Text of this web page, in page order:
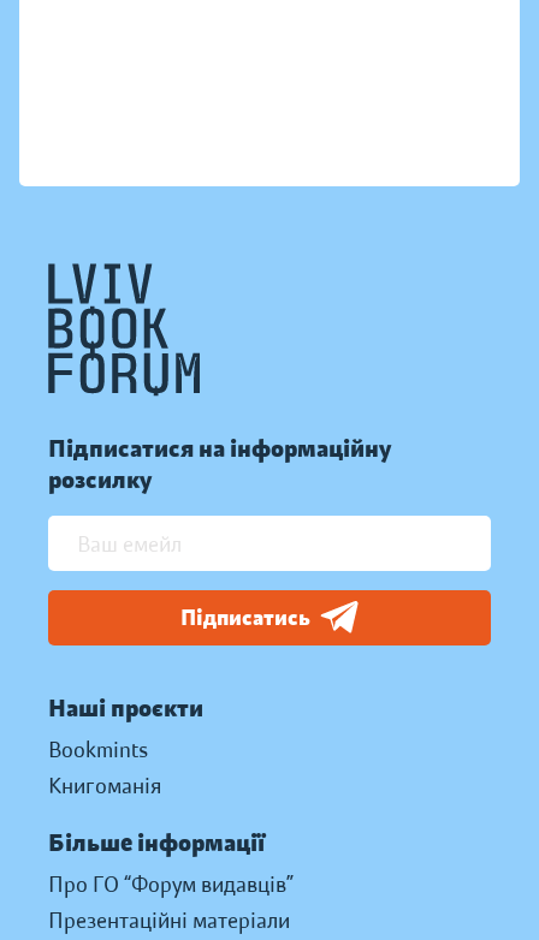
Підписатися на інформаційну
розсилку
Підписатись
Наші проєкти
Bookmints
Книгоманія
Більше інформації
Про ГО “Форум видавців”
Презентаційні матеріали